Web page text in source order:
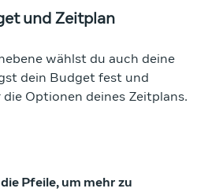
und Zeitplan
wählst du auch deine
dein Budget fest und
Optionen deines Zeitplans.
Pfeile, um mehr zu